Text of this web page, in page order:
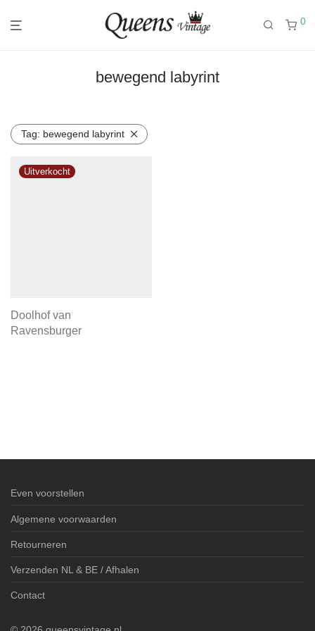
0
bewegend labyrint
Tag: bewegend labyrint
Doolhof van
Ravensburger
Even voorstellen
Algemene voorwaarden
Retourneren
Verzenden NL & BE / Afhalen
Contact